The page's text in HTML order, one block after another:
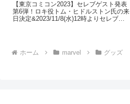
【東京コミコン2023】セレブゲスト発表
第6弾！ロキ役トム・ヒドルストン氏の来
日決定&2023/11/8(水)12時よりセレブチ
ホーム marvel グッズ